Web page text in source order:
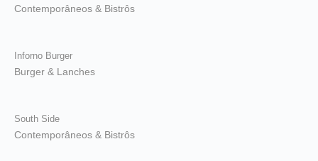
Contemporâneos & Bistrôs
Inforno Burger
Burger & Lanches
South Side
Contemporâneos & Bistrôs